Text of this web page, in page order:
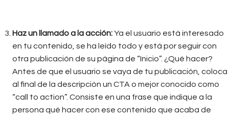
Haz un llamado a la acción:Ya el usuario está interesado
en tu contenido, se ha leído todo y está por seguir con
otra publicación de su página de “Inicio”. ¿Qué hacer?
Antes de que el usuario se vaya de tu publicación, coloca
al final de la descripción un CTA o mejor conocido como
“call to action”. Consiste en una frase que indique a la
persona qué hacer con ese contenido que acaba de